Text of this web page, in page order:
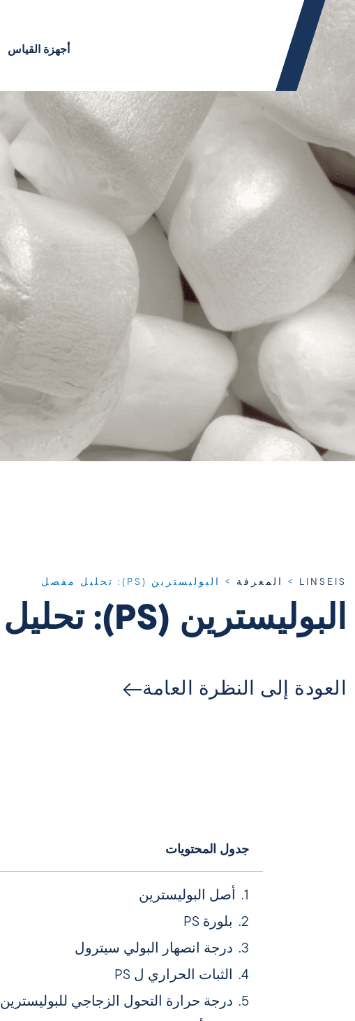
أجهزة القياس
LINSEIS
> المعرفة > البوليسترين (PS): تحليل مفصل
البوليسترين (PS): تحليل مفصل
العودة إلى النظرة العامة
جدول المحتويات
أصل البوليسترين
بلورة PS
درجة انصهار البولي سيترول
الثبات الحراري ل PS
درجة حرارة التحول الزجاجي للبوليسترين